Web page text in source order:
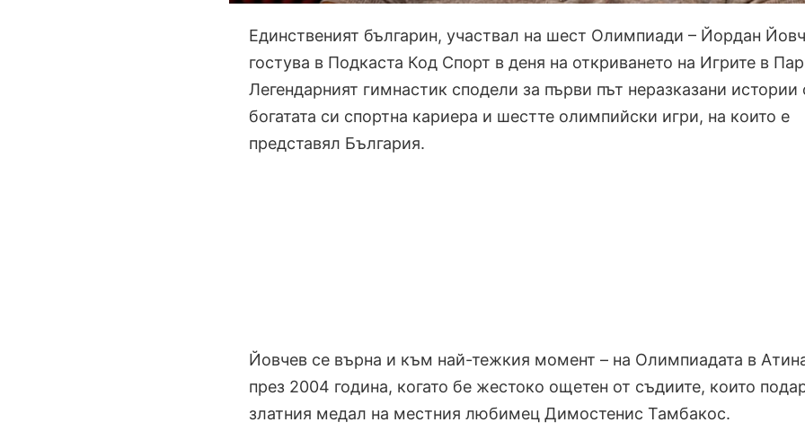
Единственият българин, участвал на шест Олимпиади – Йордан
гостува в Подкаста Код Спорт в деня на откриването на Игрите в
Легендарният гимнастик сподели за първи път неразказани истории
богатата си спортна кариера и шестте олимпийски игри, на които е
представял България.
Йовчев се върна и към най-тежкия момент – на Олимпиадата в
през 2004 година, когато бе жестоко ощетен от съдиите, които
златния медал на местния любимец Димостенис Тамбакос.